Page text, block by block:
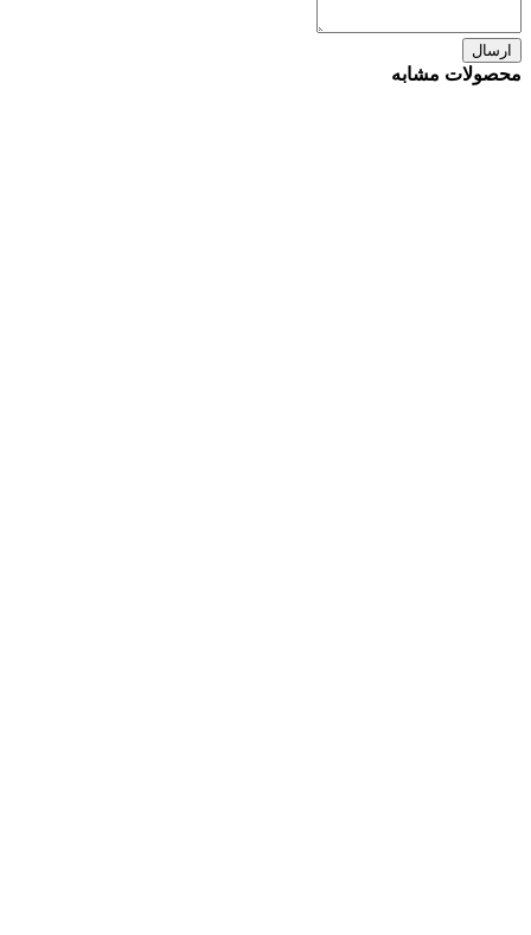
ارسال
محصولات مشابه